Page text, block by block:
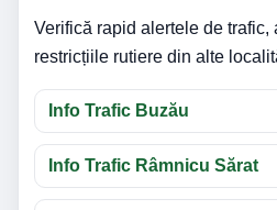
Verifică rapid alertele de trafic,
restricțiile rutiere din alte
Info Trafic Buzău
Info Trafic Râmnicu Sărat